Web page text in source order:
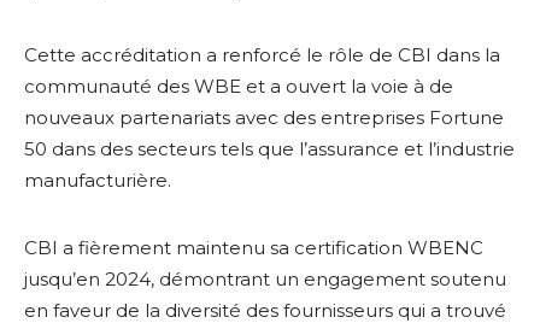
Cette accréditation a renforcé le rôle de CBI dans la
communauté des WBE et a ouvert la voie à de
nouveaux partenariats avec des entreprises Fortune
50 dans des secteurs tels que l’assurance et l’industrie
manufacturière.
CBI a fièrement maintenu sa certification WBENC
jusqu’en 2024, démontrant un engagement soutenu
en faveur de la diversité des fournisseurs qui a trouvé